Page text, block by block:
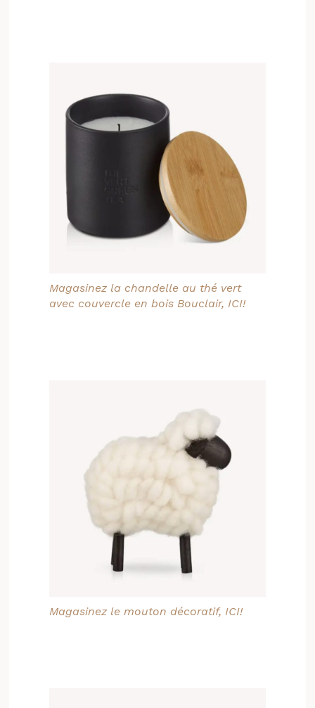
Magasinez la chandelle au thé vert
avec couvercle en bois Bouclair, ICI!
Magasinez le mouton décoratif, ICI!